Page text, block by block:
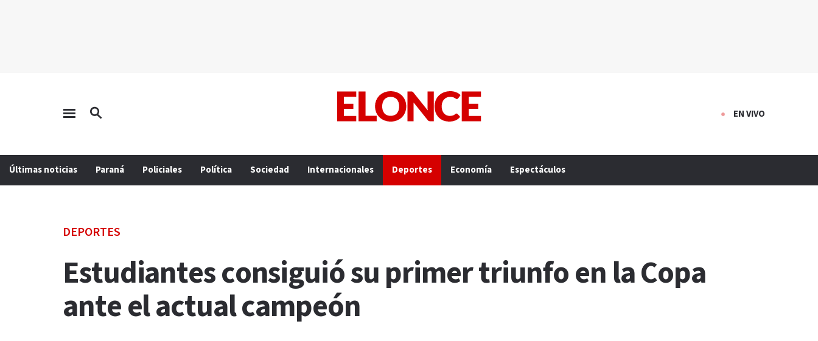
EN VIVO
Últimas noticias Paraná Policiales Política Sociedad Internacionales Deportes Economía Espectáculos
DEPORTES
Estudiantes consiguió su primer triunfo en la Copa
ante el actual campeón